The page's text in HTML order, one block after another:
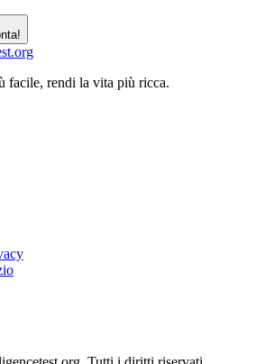
facile, rendi la vita più ricca.